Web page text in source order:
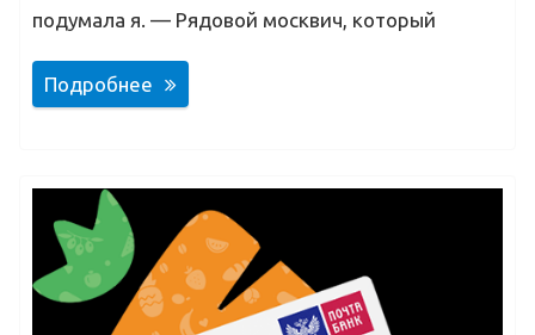
подумала я. — Рядовой москвич, который
Подробнее